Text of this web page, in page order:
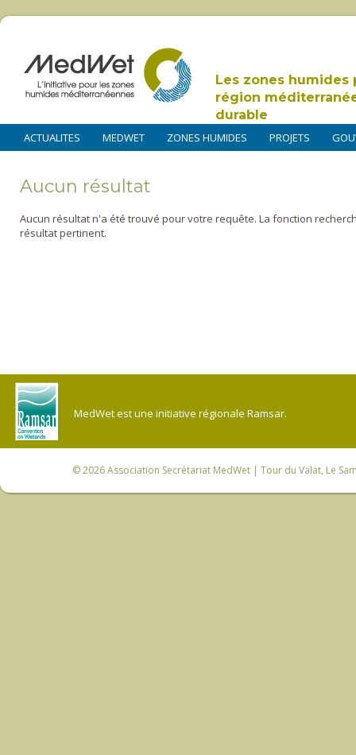
Les zones humides
région
durable
ACTUALITES MEDWET ZONES HUMIDES PROJETS
Aucun résultat
Aucun résultat n'a été trouvé pour votre requête. La fonction
résultat pertinent.
MedWet est une initiative régionale Ramsar.
© 2026Association Secrétariat MedWet | Tour du Valat, Le